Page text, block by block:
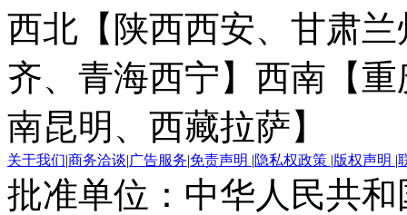
西北【陕西西安、甘肃
齐、青海西宁】 西南【
南昆明、西藏拉萨】
关于我们|商务洽谈|广告服务|免责声明 |隐私权政策 |版权声明 |
批准单位：中华人民共